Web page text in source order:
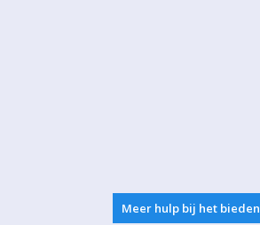
Meer hulp bij het bieden